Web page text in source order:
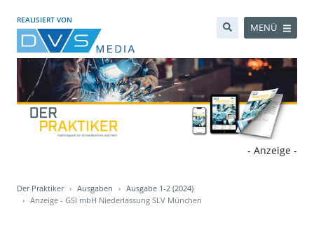
REALISIERT VON
MENÜ
- Anzeige -
Der Praktiker Ausgaben
Ausgabe 1-2 (2024)
Anzeige - GSI mbH Niederlassung SLV München